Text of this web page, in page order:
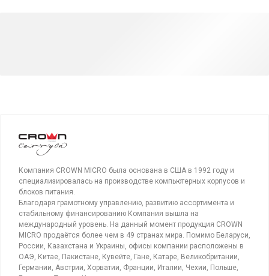
Компания CROWN MICRO была основана в США в 1992 году и
специализировалась на производстве компьютерных корпусов и
блоков питания.
Благодаря грамотному управлению, развитию ассортимента и
стабильному финансированию Компания вышла на
международный уровень. На данный момент продукция CROWN
MICRO продаётся более чем в 49 странах мира. Помимо Беларуси,
России, Казахстана и Украины, офисы компании расположены в
ОАЭ, Китае, Пакистане, Кувейте, Гане, Катаре, Великобритании,
Германии, Австрии, Хорватии, Франции, Италии, Чехии, Польше,